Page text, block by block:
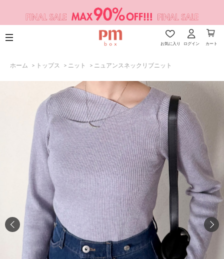
お気に入り ログイン カート
ホーム > トップス > ニット > ニュアンスネックリブニット